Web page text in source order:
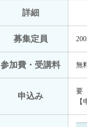
詳細
募集定員
参加費・受講料 無
申込み
要